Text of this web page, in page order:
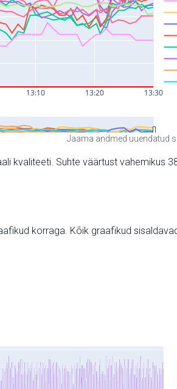
Jaama andmed uuendatud
kvaliteeti. Suhte väärtust vahemikus
korraga. Kõik graafikud